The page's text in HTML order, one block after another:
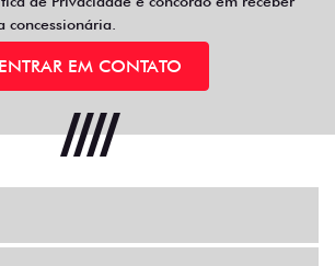
concessionária.
ENTRAR EM CONTATO